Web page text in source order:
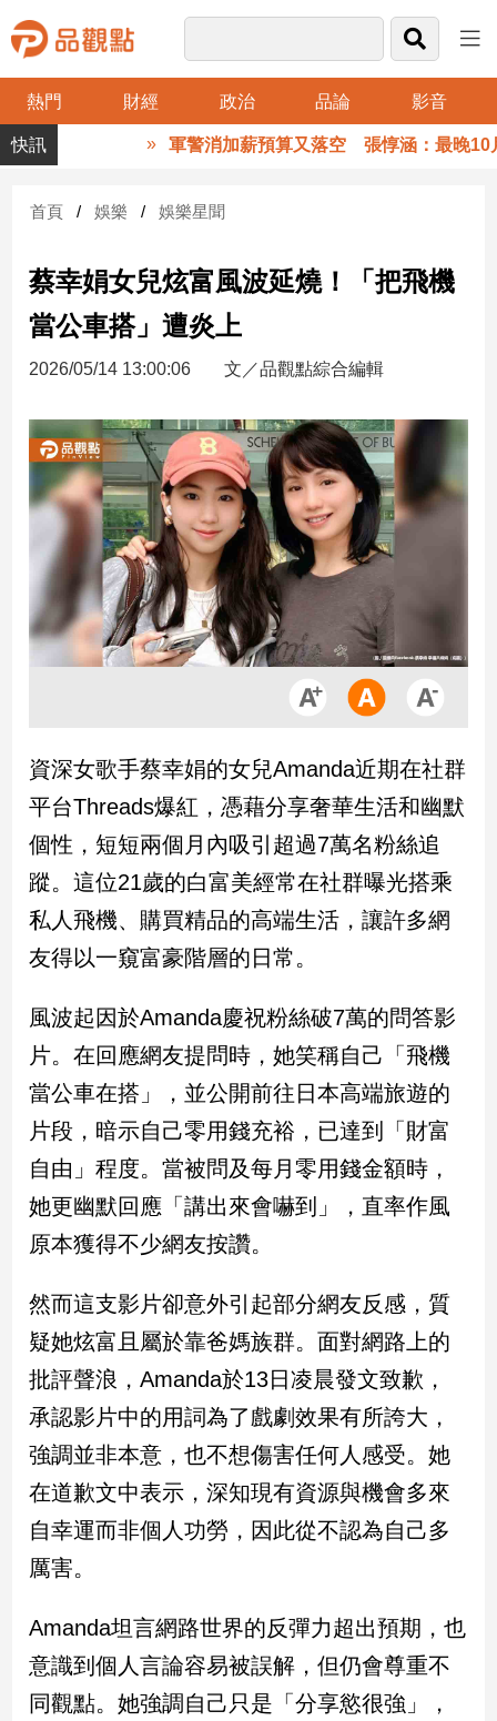
熱門 財經 政治 品論 影音
品
觀
財
台
財
新
產
經/
市
地
品
政
治
政
治
焦
品
觀
民
調
國
會
點
觀
點
兩
岸/
國
際
會/
地
方
新
冠
毒
區
南
軍警消加薪預算又落空 張惇涵：最晚10月
首頁 娛樂 娛樂星聞
蔡幸娟女兒炫富風波延燒！「把飛機
當公車搭」遭炎上
2026/05/14 13:00:06 文／品觀點綜合編輯
資深女歌手蔡幸娟的女兒Amanda近期在社群
平台Threads爆紅，憑藉分享奢華生活和幽默
個性，短短兩個月內吸引超過7萬名粉絲追
蹤。這位21歲的白富美經常在社群曝光搭乘
私人飛機、購買精品的高端生活，讓許多網
友得以一窺富豪階層的日常。
風波起因於Amanda慶祝粉絲破7萬的問答影
片。在回應網友提問時，她笑稱自己「飛機
當公車在搭」，並公開前往日本高端旅遊的
片段，暗示自己零用錢充裕，已達到「財富
自由」程度。當被問及每月零用錢金額時，
她更幽默回應「講出來會嚇到」，直率作風
原本獲得不少網友按讚。
然而這支影片卻意外引起部分網友反感，質
疑她炫富且屬於靠爸媽族群。面對網路上的
批評聲浪，Amanda於13日凌晨發文致歉，
承認影片中的用詞為了戲劇效果有所誇大，
強調並非本意，也不想傷害任何人感受。她
在道歉文中表示，深知現有資源與機會多來
自幸運而非個人功勞，因此從不認為自己多
厲害。
Amanda坦言網路世界的反彈力超出預期，也
意識到個人言論容易被誤解，但仍會尊重不
同觀點。她強調自己只是「分享慾很強」，